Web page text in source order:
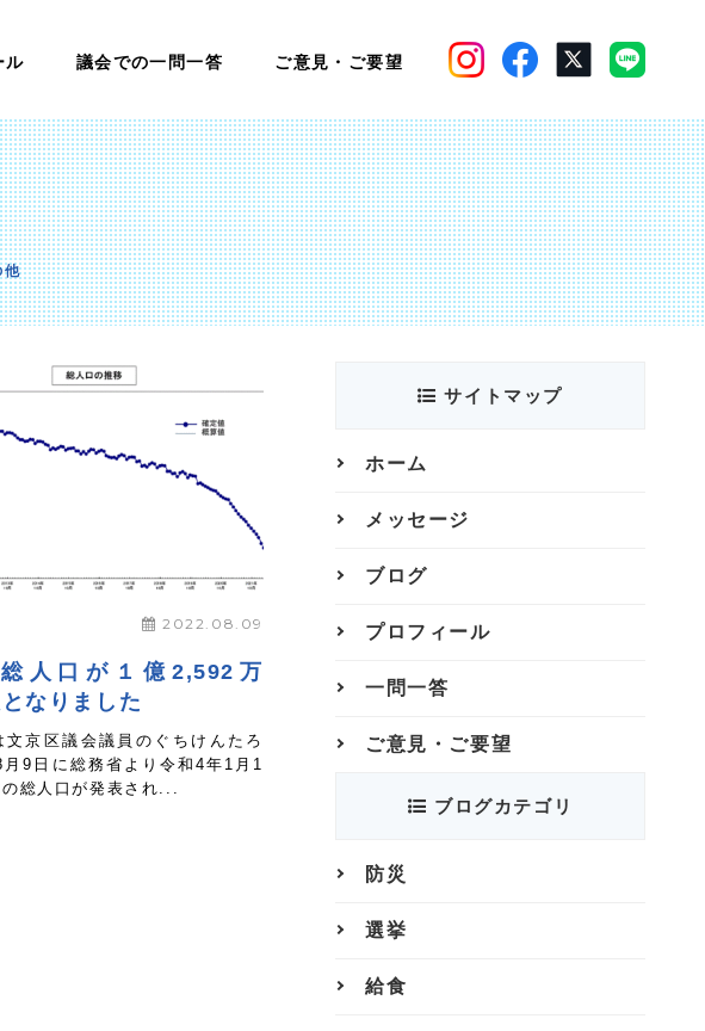
ル 議会での一問一答 ご意見・ご要望
他
2022.08.09
人口が１億2,592万
なりました
文京区議会議員のぐちけんたろ
月9日に総務省より令和4年1月1
の総人口が発表され...
サイトマップ
ホーム
メッセージ
ブログ
プロフィール
一問一答
ご意見・ご要望
ブログカテゴリ
防災
選挙
給食